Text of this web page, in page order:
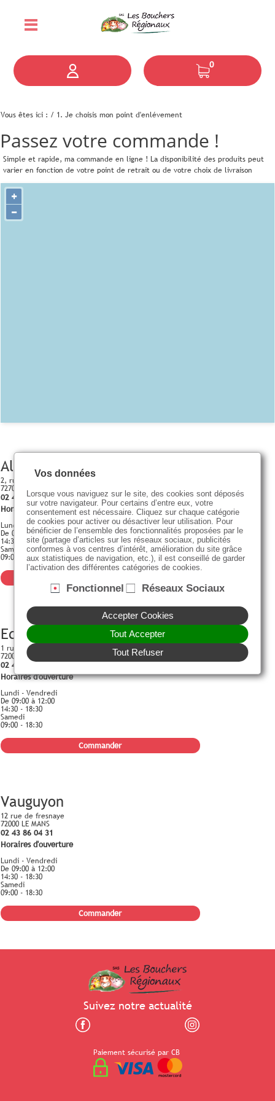
0
Vous êtes ici : / 1. Je choisis mon point d'enlévement
Passez votre commande !
Simple et rapide, ma commande en ligne ! La disponibilité des produits peut
varier en fonction de votre point de retrait ou de votre choix de livraison
+
−
Allonnes
2, rue de la raterie
72700 ALLONNES
02 43 52 63 41
Horaires d'ouverture
Lundi - Vendredi
De 09:00 à 12:00
14:30 - 18:30
Samedi
09:00 - 18:30
Edison
1 rue Thomas Edison
72000 LE MANS
02 43 24 49 25
Horaires d'ouverture
Lundi - Vendredi
De 09:00 à 12:00
14:30 - 18:30
Samedi
09:00 - 18:30
Commander
Vauguyon
12 rue de fresnaye
72000 LE MANS
02 43 86 04 31
Horaires d'ouverture
Lundi - Vendredi
De 09:00 à 12:00
14:30 - 18:30
Samedi
09:00 - 18:30
Commander
Suivez notre actualité
Paiement sécurisé par CB
Vos données
Lorsque vous naviguez sur le site, des cookies sont déposés
sur votre navigateur. Pour certains d’entre eux, votre
consentement est nécessaire. Cliquez sur chaque catégorie
de cookies pour activer ou désactiver leur utilisation. Pour
bénéficier de l’ensemble des fonctionnalités proposées par le
site (partage d’articles sur les réseaux sociaux, publicités
conformes à vos centres d’intérêt, amélioration du site grâce
aux statistiques de navigation, etc.), il est conseillé de garder
l’activation des différentes catégories de cookies.
Fonctionnel Réseaux Sociaux
Accepter Cookies
Tout Accepter
Tout Refuser